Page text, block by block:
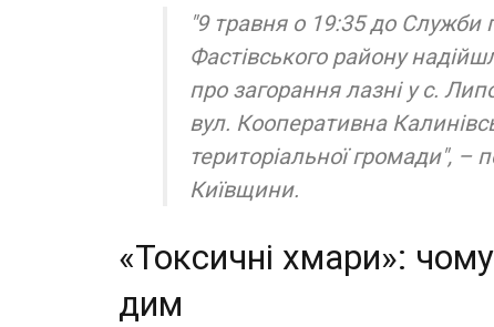
"9 травня о 19:35 до Служби
Фастівського району
про загорання лазні у с.
вул. Кооперативна
територіальної громади", –
Київщини.
«Токсичні хмари»:
дим